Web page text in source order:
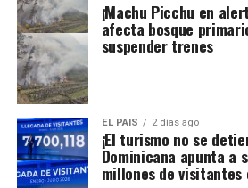
¡Machu Picchu en
afecta bosque
suspender trenes
EL PAIS 2 días ago
¡El turismo no se
Dominicana apunta a
millones de visitantes